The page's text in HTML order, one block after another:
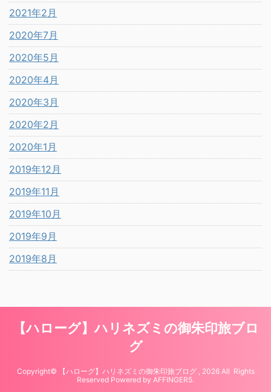
2021年2月
2020年7月
2020年5月
2020年4月
2020年3月
2020年2月
2020年1月
2019年12月
2019年11月
2019年10月
2019年9月
2019年8月
【ハローグ】ハリネズミの御朱印旅ブロ
グ
Copyright© 【ハローグ】ハリネズミの御朱印旅ブログ , 2026 All Rights
Reserved Powered by AFFINGER5.